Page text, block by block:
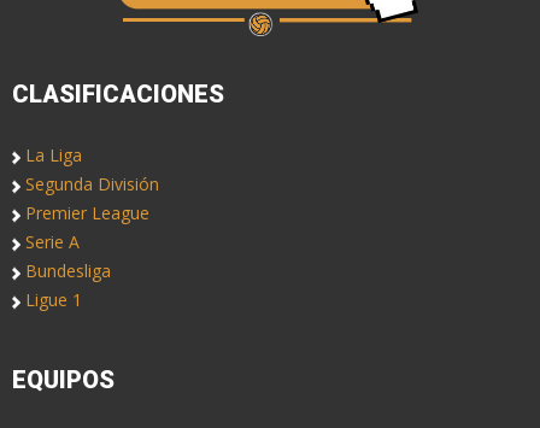
CLASIFICACIONES
La Liga
Segunda División
Premier League
Serie A
Bundesliga
Ligue 1
EQUIPOS